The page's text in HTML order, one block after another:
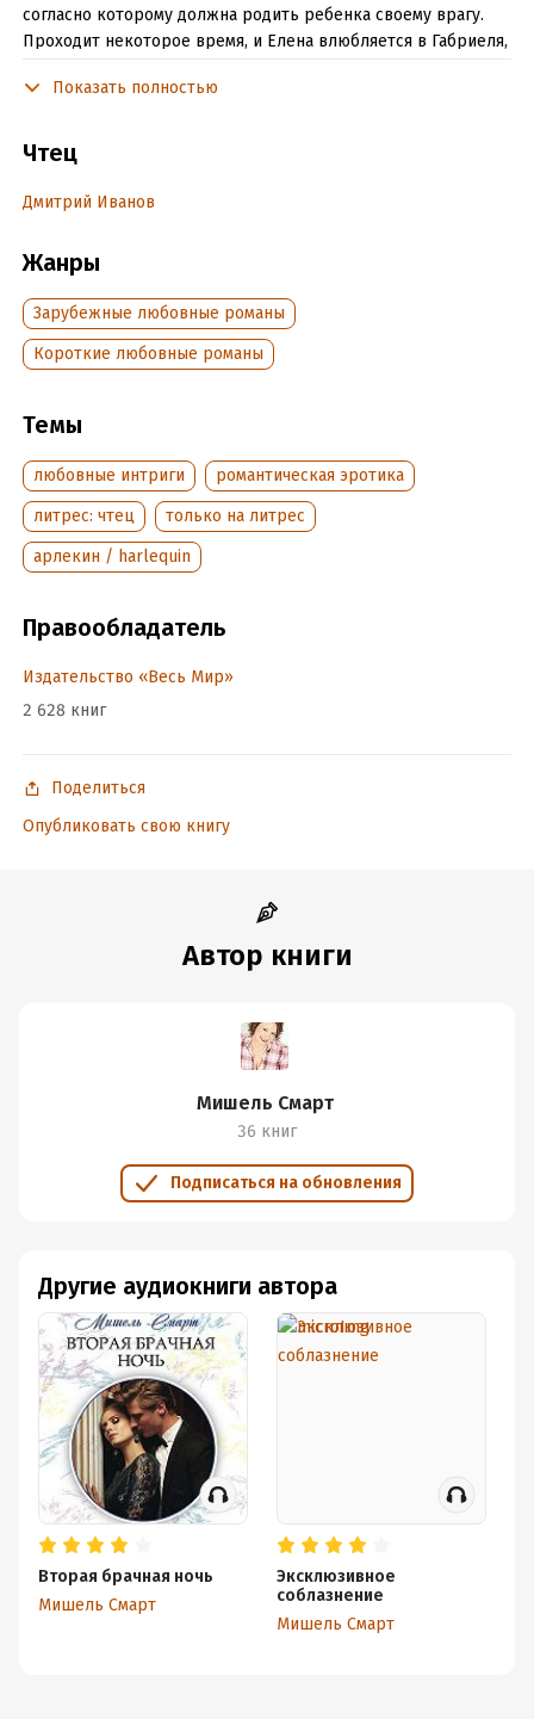
согласно которому должна родить ребенка своему врагу.
Проходит некоторое время, и Елена влюбляется в Габриеля,
Подробная информация
Дата поступления:
Показать полностью
Чтец
Дмитрий Иванов
Жанры
Зарубежные любовные романы
Короткие любовные романы
Темы
любовные интриги
романтическая эротика
литрес: чтец
только на литрес
арлекин / harlequin
Правообладатель
Издательство «Весь Мир»
2 628 книг
Поделиться
Опубликовать свою книгу
Автор книги
Мишель Смарт
36 книг
Подписаться на обновления
Другие аудиокниги автора
Вторая брачная ночь
Мишель Смарт
Эксклюзивное
соблазнение
Мишель Смарт